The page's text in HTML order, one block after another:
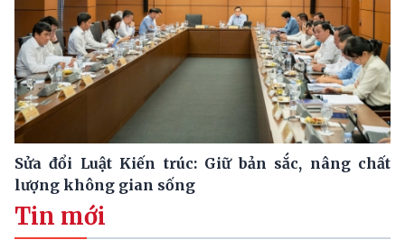
Sửa đổi Luật Kiến trúc: Giữ bản sắc, nâng chất
lượng không gian sống
Tin mới